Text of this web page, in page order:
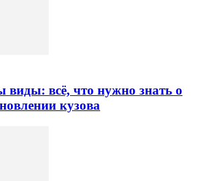
виды: всё, что нужно знать о
кузова